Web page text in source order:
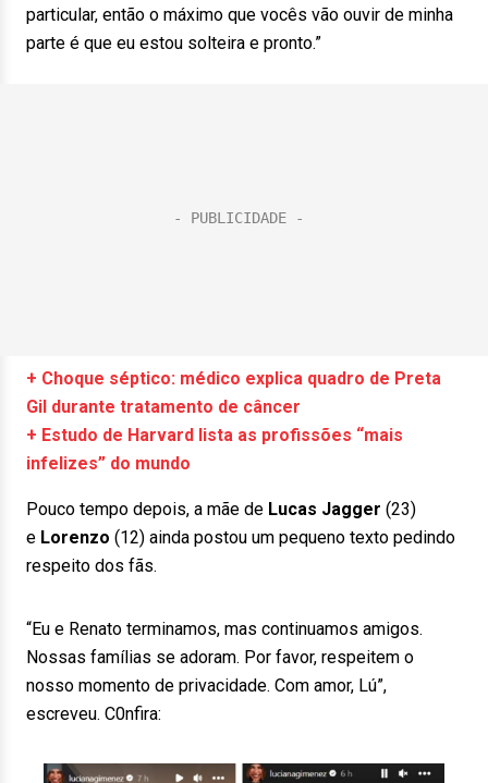
particular, então o máximo que vocês vão ouvir de minha
parte é que eu estou solteira e pronto.”
+ Choque séptico: médico explica quadro de Preta
Gil durante tratamento de câncer
+ Estudo de Harvard lista as profissões “mais
infelizes” do mundo
Pouco tempo depois, a mãe de Lucas Jagger (23)
e Lorenzo (12) ainda postou um pequeno texto pedindo
respeito dos fãs.
“Eu e Renato terminamos, mas continuamos amigos.
Nossas famílias se adoram. Por favor, respeitem o
nosso momento de privacidade. Com amor, Lú”,
escreveu. C0nfira: